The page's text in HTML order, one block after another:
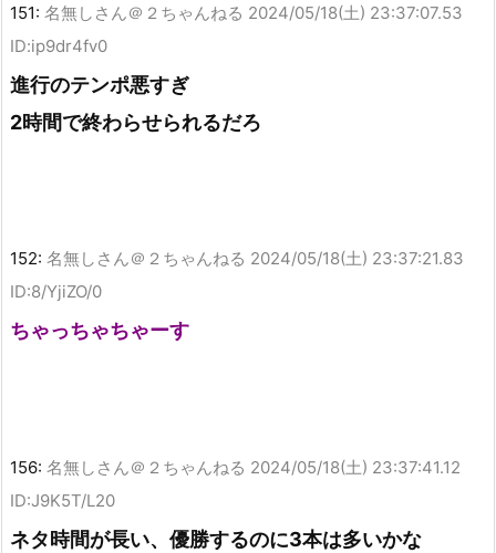
151: 名無しさん＠２ちゃんねる 2024/05/18(土) 23:37:07.53
ID:ip9dr4fv0
進行のテンポ悪すぎ
2時間で終わらせられるだろ
152: 名無しさん＠２ちゃんねる 2024/05/18(土) 23:37:21.83
ID:8/YjiZO/0
ちゃっちゃちゃーす
156: 名無しさん＠２ちゃんねる 2024/05/18(土) 23:37:41.12
ID:J9K5T/L20
ネタ時間が長い、優勝するのに3本は多いかな